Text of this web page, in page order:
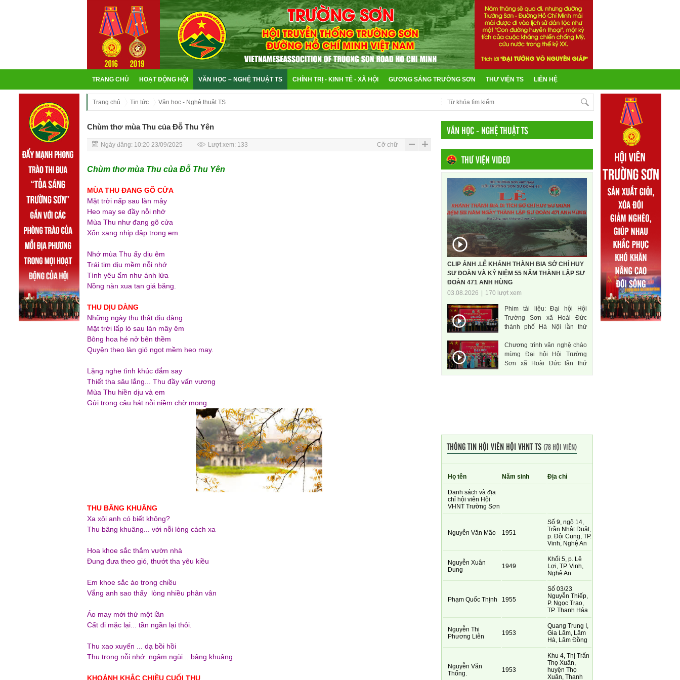
TRANG CHỦ HOẠT ĐỘNG HỘI VĂN HỌC – NGHỆ THUẬT TS CHÍNH TRỊ - KINH TẾ - XÃ HỘI GƯƠNG SÁNG TRƯỜNG SƠN THƯ VIỆN TS LIÊN HỆ
Trang chủ Tin tức Văn học - Nghệ thuật TS
Chùm thơ mùa Thu của Đỗ Thu Yên
Ngày đăng: 10:20 23/09/2025 Lượt xem: 133 Cỡ chữ
Chùm thơ mùa Thu của Đỗ Thu Yên
MÙA THU ĐANG GÕ CỬA
Mặt trời nấp sau làn mây
Heo may se đầy nỗi nhớ
Mùa Thu như đang gõ cửa
Xốn xang nhịp đập trong em.
Nhớ mùa Thu ấy dịu êm
Trái tim dịu mềm nỗi nhớ
Tình yêu ấm như ánh lửa
Nồng nàn xua tan giá băng.
THU DỊU DÀNG
Những ngày thu thật dịu dàng
Mặt trời lấp ló sau làn mây êm
Bông hoa hé nở bên thềm
Quyện theo làn gió ngọt mềm heo may.
Lặng nghe tình khúc đắm say
Thiết tha sâu lắng... Thu đầy vấn vương
Mùa Thu hiền dịu và em
Gửi trong câu hát nỗi niềm chờ mong.
THU BÂNG KHUÂNG
Xa xôi anh có biết không?
Thu bâng khuâng... với nỗi lòng cách xa
Hoa khoe sắc thắm vườn nhà
Đung đưa theo gió, thướt tha yêu kiều
Em khoe sắc áo trong chiều
Vắng anh sao thấy lòng nhiều phân vân
Áo may mới thử một lần
Cất đi mặc lại... tần ngần lại thôi.
Thu xao xuyến ... dạ bồi hồi
Thu trong nỗi nhớ ngậm ngùi... bâng khuâng.
KHOẢNH KHẮC CHIỀU CUỐI THU
VĂN HỌC - NGHỆ THUẬT TS
THƯ VIỆN VIDEO
CLIP ẢNH .LỄ KHÁNH THÀNH BIA SỞ CHỈ HUY
SƯ ĐOÀN VÀ KỶ NIỆM 55 NĂM THÀNH LẬP SƯ
ĐOÀN 471 ANH HÙNG
03.08.2026
170 lượt xem
Phim tài liệu: Đại hội Hội
Trường Sơn xã Hoài Đức
thành phố Hà Nội lần thứ
Chương trình văn nghệ chào
mừng Đại hội Hội Trường
Sơn xã Hoài Đức lần thứ
THÔNG TIN HỘI VIÊN HỘI VHNT TS(78 HỘI VIÊN)
Họ tên Năm sinh Địa chỉ
Danh sách và địa
chỉ hội viên Hội
VHNT Trường Sơn
Nguyễn Văn Mão 1951
Số 9, ngõ 14,
Trần Nhật Duật,
p. Đội Cung, TP.
Vinh, Nghệ An
Nguyễn Xuân
Dung
1949
Khối 5, p. Lê
Lợi, TP. Vinh,
Nghệ An
Phạm Quốc Thịnh 1955
Số 03/23
Nguyễn Thiếp,
P. Ngọc Trạo,
TP. Thanh Háa
Nguyễn Thị
Phương Liên
1953
Quang Trung I,
Gia Lâm, Lâm
Hà, Lâm Đồng
Nguyễn Văn
Thống.
1953
Khu 4, Thị Trấn
Thọ Xuân,
huyện Thọ
Xuân, Thanh